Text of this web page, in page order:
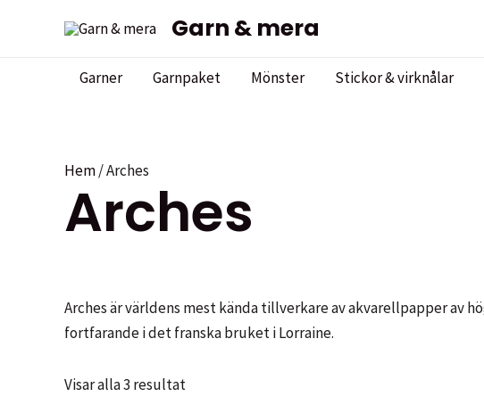
Garn & mera
Garner Garnpaket Mönster Stickor & virknålar
Hem/ Arches
Arches
Arches är världens mest kända tillverkare av akvarellpapper av
fortfarande i det franska bruket i Lorraine.
Visar alla 3 resultat